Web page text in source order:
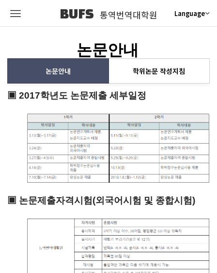
BUFS 통역번역대학원 Language
논문안내 학위논문 작성지침
논문안내
▣ 2017학년도 논문제출 세부일정
▣ 논문제출자격시험(외국어시험 및 종합시험)